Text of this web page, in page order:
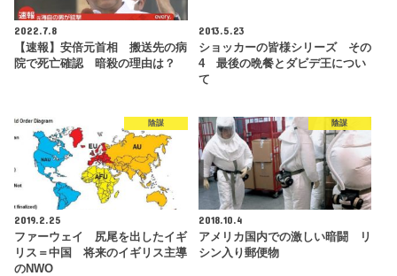
2022.7.8
【速報】安倍元首相 搬送先の病
院で死亡確認 暗殺の理由は？
2013.5.23
ショッカーの皆様シリーズ その
4 最後の晩餐とダビデ王につい
て
陰謀
2019.2.25
ファーウェイ 尻尾を出したイギ
リス＝中国 将来のイギリス主導
のNWO
陰謀
2018.10.4
アメリカ国内での激しい暗闘 リ
シン入り郵便物